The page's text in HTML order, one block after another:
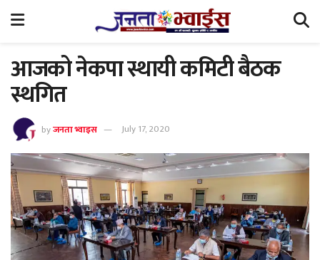
आजको नेकपा स्थायी कमिटी बैठक
स्थगित
byजनता भ्वाइस July 17, 2020